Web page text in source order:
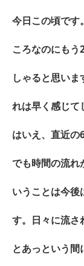
今日この頃です
ころなのにも
しゃると思い
れは早く感じて
はいえ、直近の
でも時間の流れ
いうことは今後
す。日々に流さ
とあっという間